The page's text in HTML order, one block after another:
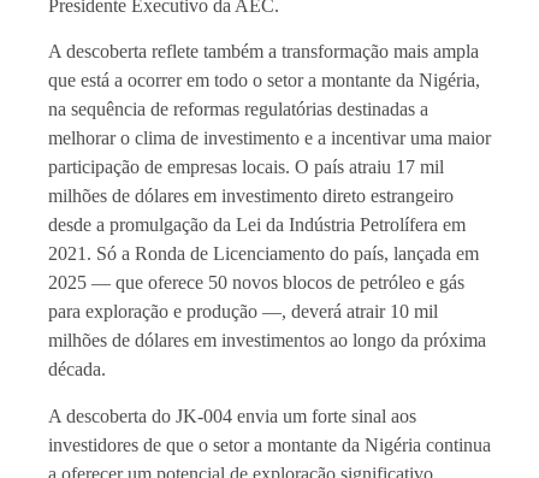
Presidente Executivo da AEC.
A descoberta reflete também a transformação mais ampla
que está a ocorrer em todo o setor a montante da Nigéria,
na sequência de reformas regulatórias destinadas a
melhorar o clima de investimento e a incentivar uma maior
participação de empresas locais. O país atraiu 17 mil
milhões de dólares em investimento direto estrangeiro
desde a promulgação da Lei da Indústria Petrolífera em
2021. Só a Ronda de Licenciamento do país, lançada em
2025 — que oferece 50 novos blocos de petróleo e gás
para exploração e produção —, deverá atrair 10 mil
milhões de dólares em investimentos ao longo da próxima
década.
A descoberta do JK-004 envia um forte sinal aos
investidores de que o setor a montante da Nigéria continua
a oferecer um potencial de exploração significativo.